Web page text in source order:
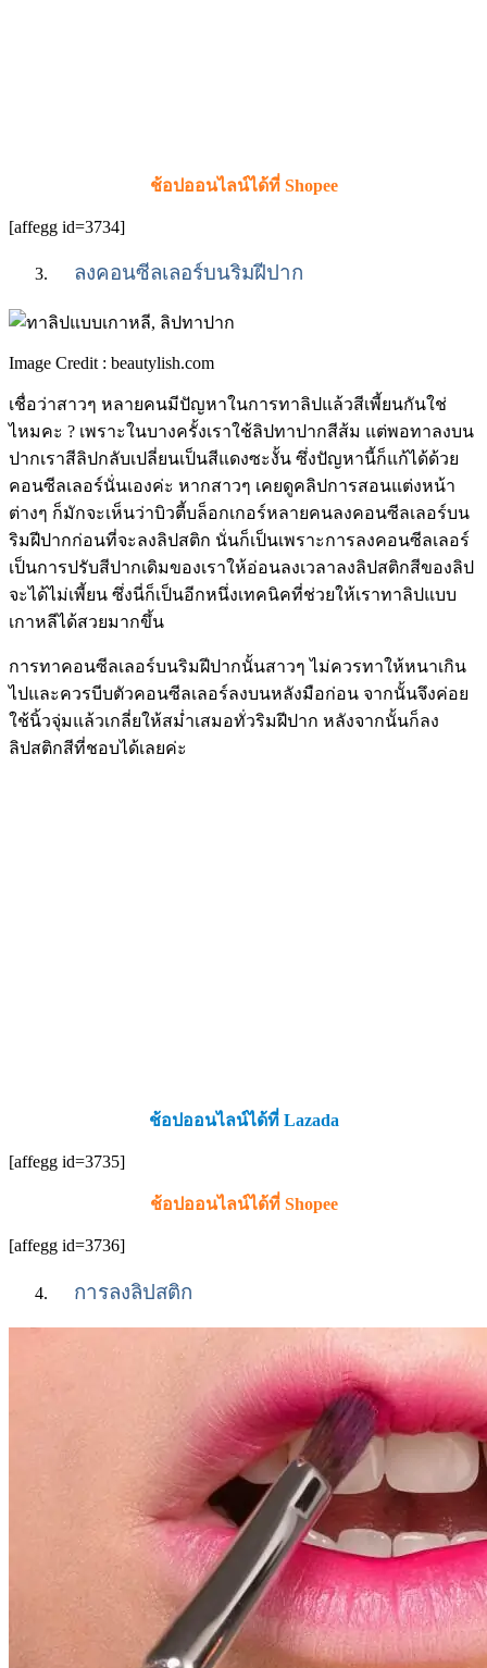
ช้อปออนไลน์ได้ที่ Shopee
[affegg id=3734]
ลงคอนซีลเลอร์บนริมฝีปาก
Image Credit : beautylish.com
เชื่อว่าสาวๆ หลายคนมีปัญหาในการทาลิปแล้วสีเพี้ยนกันใช่
ไหมคะ ? เพราะในบางครั้งเราใช้ลิปทาปากสีส้ม แต่พอทาลงบน
ปากเราสีลิปกลับเปลี่ยนเป็นสีแดงซะงั้น ซึ่งปัญหานี้ก็แก้ได้ด้วย
คอนซีลเลอร์นั่นเองค่ะ หากสาวๆ เคยดูคลิปการสอนแต่งหน้า
ต่างๆ ก็มักจะเห็นว่าบิวตี้บล็อกเกอร์หลายคนลงคอนซีลเลอร์บน
ริมฝีปากก่อนที่จะลงลิปสติก นั่นก็เป็นเพราะการลงคอนซีลเลอร์
เป็นการปรับสีปากเดิมของเราให้อ่อนลงเวลาลงลิปสติกสีของลิป
จะได้ไม่เพี้ยน ซึ่งนี่ก็เป็นอีกหนึ่งเทคนิคที่ช่วยให้เราทาลิปแบบ
เกาหลีได้สวยมากขึ้น
การทาคอนซีลเลอร์บนริมฝีปากนั้นสาวๆ ไม่ควรทาให้หนาเกิน
ไปและควรบีบตัวคอนซีลเลอร์ลงบนหลังมือก่อน จากนั้นจึงค่อย
ใช้นิ้วจุ่มแล้วเกลี่ยให้สม่ำเสมอทั่วริมฝีปาก หลังจากนั้นก็ลง
ลิปสติกสีที่ชอบได้เลยค่ะ
ช้อปออนไลน์ได้ที่ Lazada
[affegg id=3735]
ช้อปออนไลน์ได้ที่ Shopee
[affegg id=3736]
การลงลิปสติก